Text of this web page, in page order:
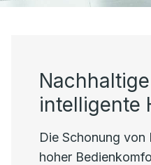
intelligente
Die Schonung von
hoher